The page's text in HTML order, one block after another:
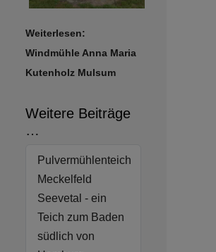
Weiterlesen:
Windmühle Anna Maria
Kutenholz Mulsum
Weitere Beiträge
…
Pulvermühlenteich
Meckelfeld
Seevetal - ein
Teich zum Baden
südlich von